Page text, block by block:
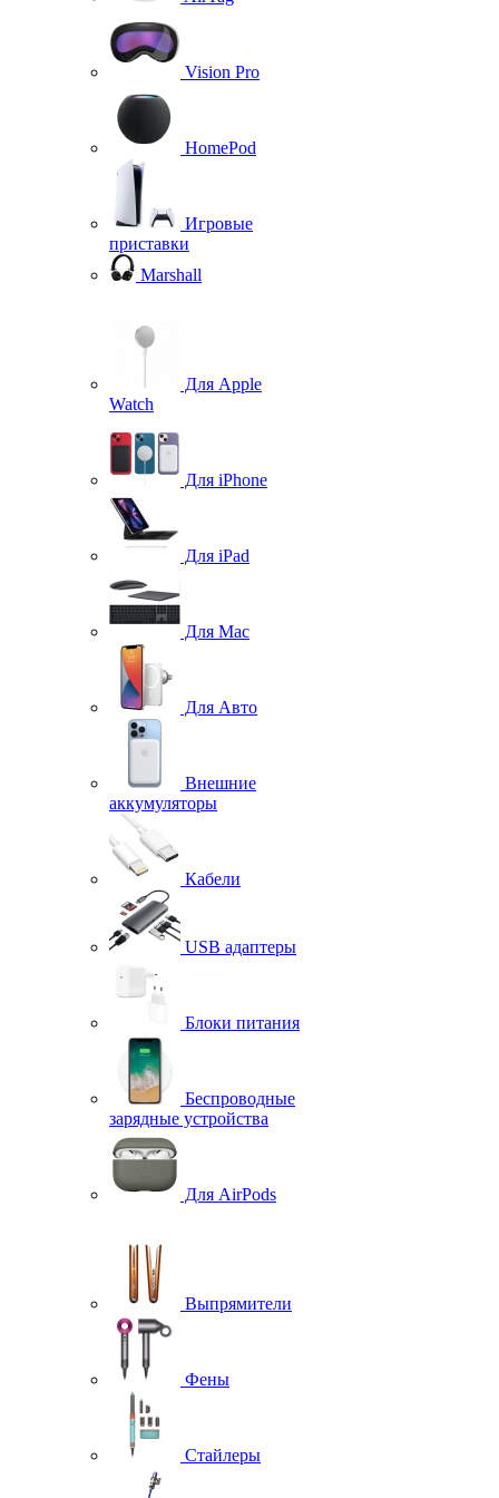
Vision Pro
HomePod
Игровые
приставки
Marshall
Для Apple
Watch
Для iPhone
Для iPad
Для Mac
Для Авто
Внешние
аккумуляторы
Кабели
USB адаптеры
Блоки питания
Беспроводные
зарядные устройства
Для AirPods
Выпрямители
Фены
Стайлеры